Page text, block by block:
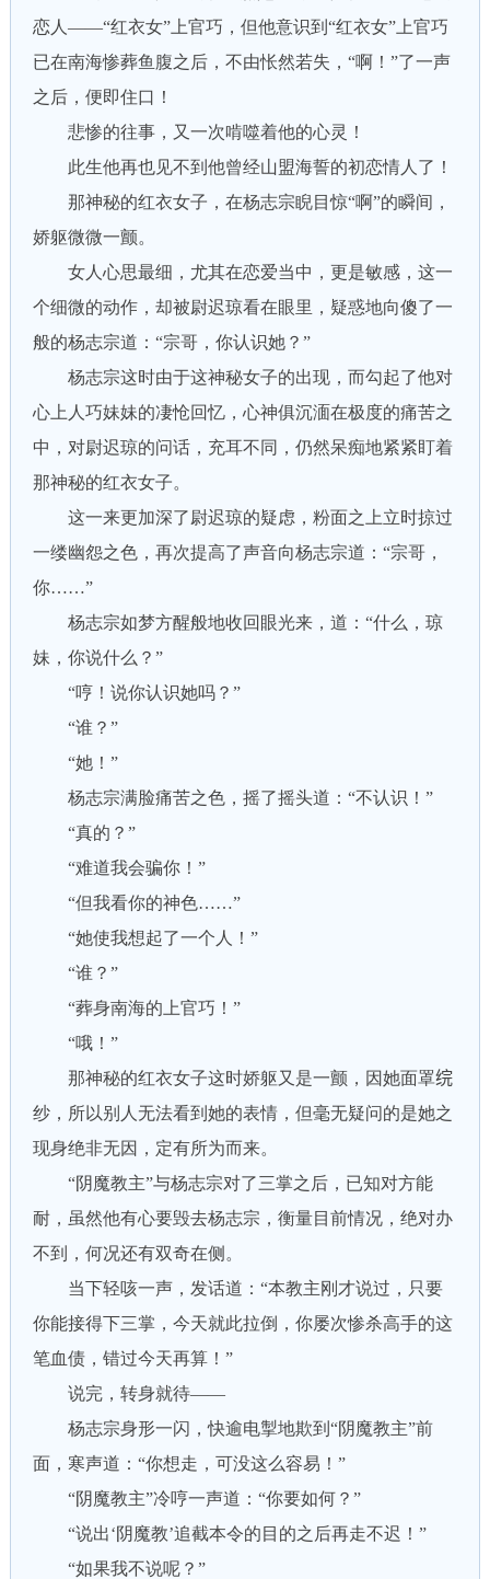
恋人——“红衣女”上官巧，但他意识到“红衣女”上官巧
已在南海惨葬鱼腹之后，不由怅然若失，“啊！”了一声
之后，便即住口！
悲惨的往事，又一次啃噬着他的心灵！
此生他再也见不到他曾经山盟海誓的初恋情人了！
那神秘的红衣女子，在杨志宗睨目惊“啊”的瞬间，
娇躯微微一颤。
女人心思最细，尤其在恋爱当中，更是敏感，这一
个细微的动作，却被尉迟琼看在眼里，疑惑地向傻了一
般的杨志宗道：“宗哥，你认识她？”
杨志宗这时由于这神秘女子的出现，而勾起了他对
心上人巧妹妹的凄怆回忆，心神俱沉湎在极度的痛苦之
中，对尉迟琼的问话，充耳不同，仍然呆痴地紧紧盯着
那神秘的红衣女子。
这一来更加深了尉迟琼的疑虑，粉面之上立时掠过
一缕幽怨之色，再次提高了声音向杨志宗道：“宗哥，
你……”
杨志宗如梦方醒般地收回眼光来，道：“什么，琼
妹，你说什么？”
“哼！说你认识她吗？”
“谁？”
“她！”
杨志宗满脸痛苦之色，摇了摇头道：“不认识！”
“真的？”
“难道我会骗你！”
“但我看你的神色……”
“她使我想起了一个人！”
“谁？”
“葬身南海的上官巧！”
“哦！”
那神秘的红衣女子这时娇躯又是一颤，因她面罩𬘫
纱，所以别人无法看到她的表情，但毫无疑问的是她之
现身绝非无因，定有所为而来。
“阴魔教主”与杨志宗对了三掌之后，已知对方能
耐，虽然他有心要毁去杨志宗，衡量目前情况，绝对办
不到，何况还有双奇在侧。
当下轻咳一声，发话道：“本教主刚才说过，只要
你能接得下三掌，今天就此拉倒，你屡次惨杀高手的这
笔血债，错过今天再算！”
说完，转身就待——
杨志宗身形一闪，快逾电掣地欺到“阴魔教主”前
面，寒声道：“你想走，可没这么容易！”
“阴魔教主”冷哼一声道：“你要如何？”
“说出‘阴魔教’追截本令的目的之后再走不迟！”
“如果我不说呢？”